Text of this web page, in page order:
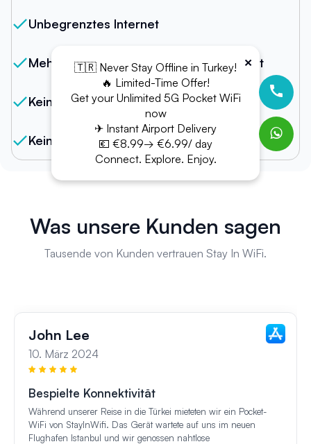
Unbegrenztes Internet
Mehrere Verbindungen von einem Gerät
Kein Datenlimit
Kein Kontingent
Was unsere Kunden sagen
Tausende von Kunden vertrauen Stay In WiFi.
John Lee
10. März 2024
Bespielte Konnektivität
Während unserer Reise in die Türkei mieteten wir ein Pocket-
WiFi von StayInWifi. Das Gerät wartete auf uns im neuen
Flughafen Istanbul und wir genossen nahtlose
×
🇹🇷 Never Stay Offline in Turkey!
🔥 Limited-Time Offer!
Get your Unlimited 5G Pocket WiFi
now
✈ Instant Airport Delivery
💶 €8.99→ €6.99/ day
Connect. Explore. Enjoy.